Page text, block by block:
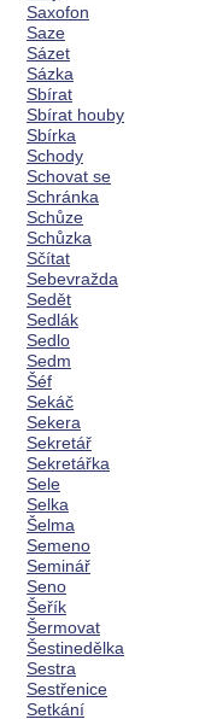
Saxofon
Saze
Sázet
Sázka
Sbírat
Sbírat houby
Sbírka
Schody
Schovat se
Schránka
Schůze
Schůzka
Sčítat
Sebevražda
Sedět
Sedlák
Sedlo
Sedm
Šéf
Sekáč
Sekera
Sekretář
Sekretářka
Sele
Selka
Šelma
Semeno
Seminář
Seno
Šeřík
Šermovat
Šestinedělka
Sestra
Sestřenice
Setkání